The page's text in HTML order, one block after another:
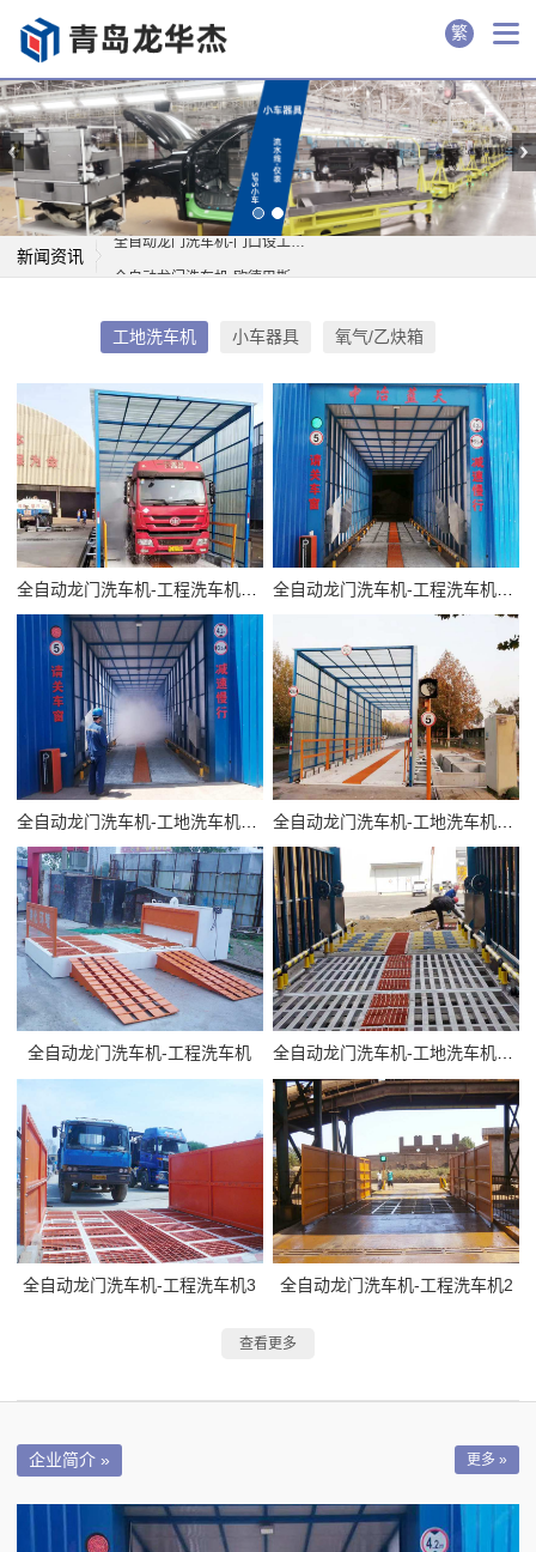
繁
新闻资讯
全自动龙门洗车机-门口设工地洗车机，货车进出先洗...
全自动龙门洗车机-想运工地垃圾得先过工程洗车机
工地洗车机 小车器具 氧气/乙炔箱
全自动龙门洗车机-工程洗车机 全自动龙门洗车机-工地洗车机安装
全自动龙门洗车机-工程洗车机3 全自动龙门洗车机-工程洗车机2
查看更多
企业简介 » 更多 »